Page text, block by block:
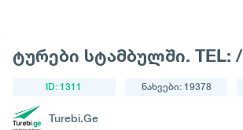
ტურები სტამბულში. TEL: /
ID: 1311 ნახვები: 19378
Turebi.Ge